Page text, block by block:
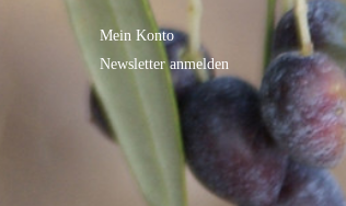
Mein Konto
Newsletter anmelden